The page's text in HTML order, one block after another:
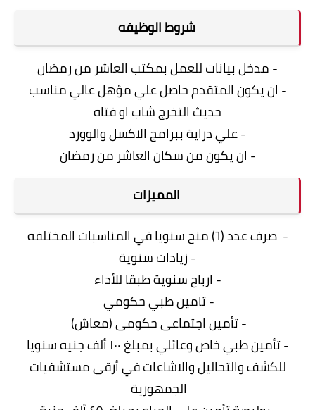
شروط الوظيفه
- مدخل بيانات للعمل بمكتب العاشر من رمضان
- ان يكون المتقدم حاصل علي مؤهل عالي مناسب
حديث التخرج شاب او فتاه
- علي دراية ببرامج الاكسل والوورد
- ان يكون من سكان العاشر من رمضان
المميزات
- صرف عدد (٦) منح سنويا في المناسبات المختلفه
- زيادات سنوية
- ارباح سنوية طبقا للأداء
- تامين طبي حكومي
- تأمین اجتماعى حكومى (معاش)
- تأمين طبي خاص وعائلي بمبلغ ١٠٠ ألف جنيه سنويا
للكشف والتحاليل والاشاعات في أرقى مستشفيات
الجمهورية